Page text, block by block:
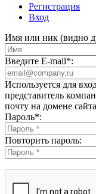
Регистрация
Вход
Имя или ник (видно
Введите E-mail*:
Используется для
представитель
почту на домене
Пароль*:
Повторить пароль: